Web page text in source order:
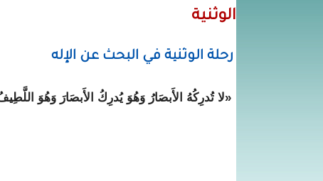
الفيس بوك
الوثنية
رحلة الوثنية في البحث عن الإله
«لا تُدرِكُهُ الأَبصَارُ وَهُوَ يُدرِكُ الأَبصَارَ وَهُوَ